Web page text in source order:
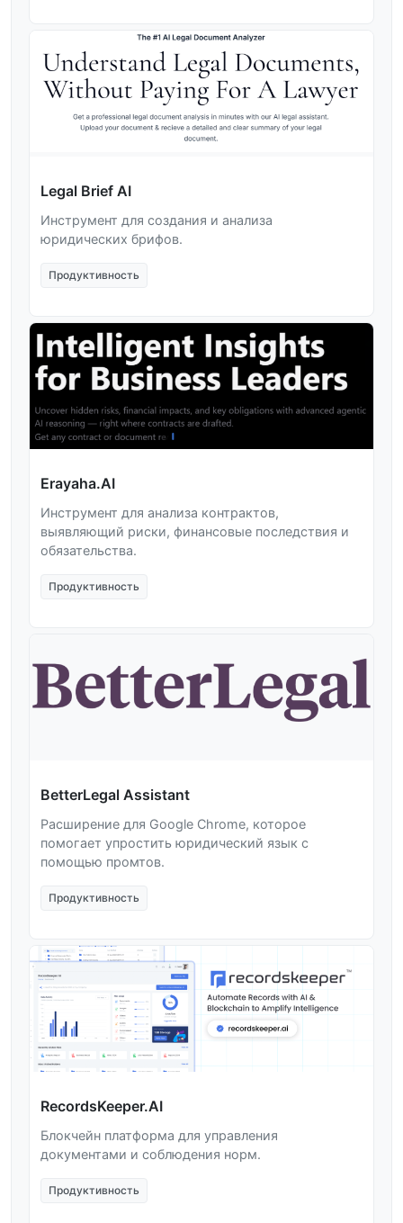
Legal Brief AI
Инструмент для создания и анализа
юридических брифов.
Продуктивность
Erayaha.AI
Инструмент для анализа контрактов,
выявляющий риски, финансовые последствия и
обязательства.
Продуктивность
BetterLegal Assistant
Расширение для Google Chrome, которое
помогает упростить юридический язык с
помощью промтов.
Продуктивность
RecordsKeeper.AI
Блокчейн платформа для управления
документами и соблюдения норм.
Продуктивность